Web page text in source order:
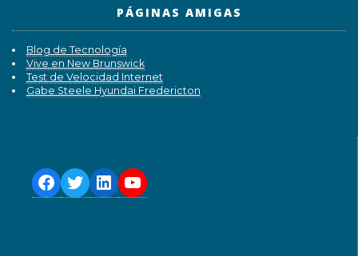
PÁGINAS AMIGAS
Blog de Tecnología
Vive en New Brunswick
Test de Velocidad Internet
Gabe Steele Hyundai Fredericton